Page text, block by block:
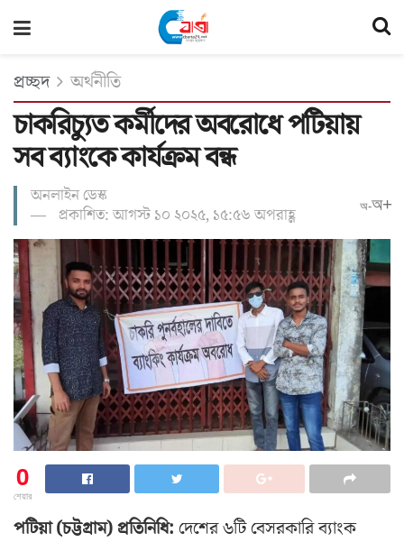
প্রচ্ছদ অর্থনীতি
চাকরিচ্যুত কর্মীদের অবরোধে পটিয়ায়
সব ব্যাংকে কার্যক্রম বন্ধ
অনলাইন ডেস্ক
প্রকাশিত: আগস্ট ১০ ২০২৫, ১৫:৫৬ অপরাহ্ণ
অ-অ+
0
শেয়ার
পটিয়া (চট্টগ্রাম) প্রতিনিধি: দেশের ৬টি বেসরকারি ব্যাংক